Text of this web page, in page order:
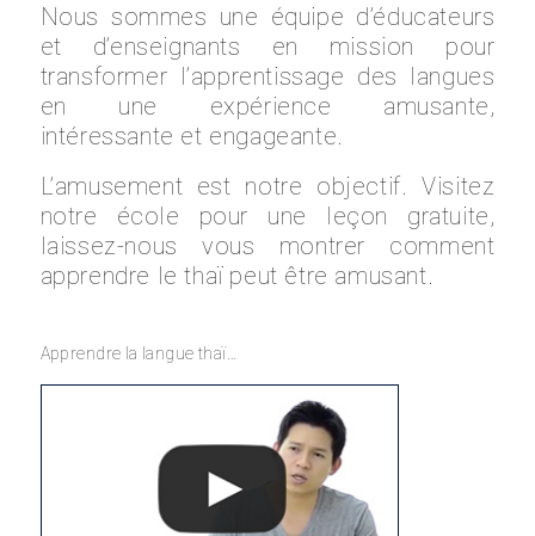
Nous sommes une équipe d’éducateurs
et d’enseignants en mission pour
transformer l’apprentissage des langues
en une expérience amusante,
intéressante et engageante.
L’amusement est notre objectif. Visitez
notre école pour une leçon gratuite,
laissez-nous vous montrer comment
apprendre le thaï peut être amusant.
Apprendre la langue thaï…